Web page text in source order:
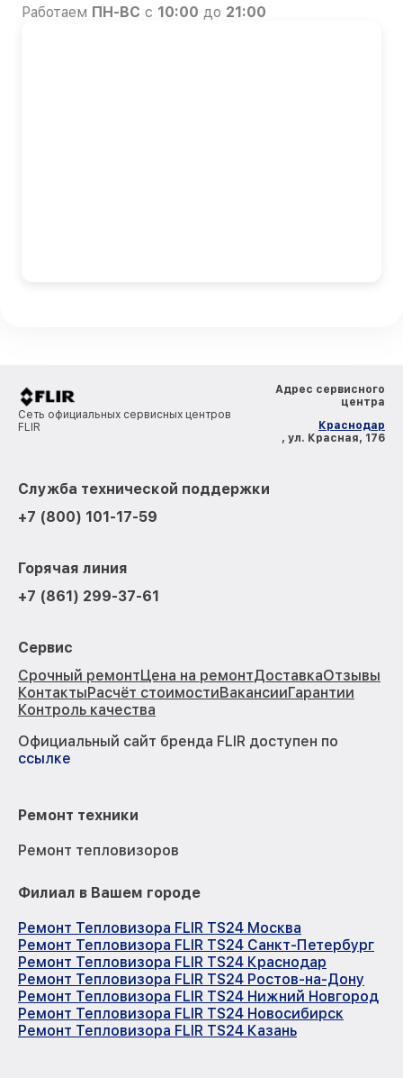
Работаем ПН-ВС с 10:00 до 21:00
Сеть официальных сервисных центров
FLIR
Адрес сервисного
центра
Краснодар
, ул. Красная, 176
Служба технической поддержки
+7 (800) 101-17-59
Горячая линия
+7 (861) 299-37-61
Сервис
Срочный ремонтЦена на ремонтДоставкаОтзывы
КонтактыРасчёт стоимостиВакансииГарантии
Контроль качества
Официальный сайт бренда FLIR доступен по
ссылке
Ремонт техники
Ремонт тепловизоров
Филиал в Вашем городе
Ремонт Тепловизора FLIR TS24 Москва
Ремонт Тепловизора FLIR TS24 Санкт-Петербург
Ремонт Тепловизора FLIR TS24 Краснодар
Ремонт Тепловизора FLIR TS24 Ростов-на-Дону
Ремонт Тепловизора FLIR TS24 Нижний Новгород
Ремонт Тепловизора FLIR TS24 Новосибирск
Ремонт Тепловизора FLIR TS24 Казань